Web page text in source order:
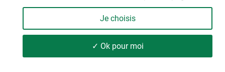
- +
10,89 €
Ajouter
Je choisis
✓ Ok pour moi